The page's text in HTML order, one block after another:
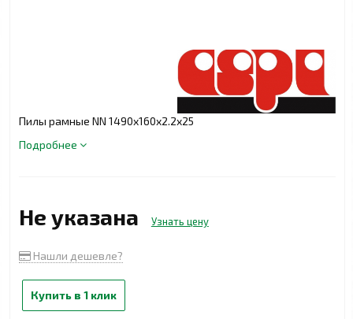
Пилы рамные NN 1490x160x2.2x25
Подробнее
Не указана Узнать цену
Нашли дешевле?
Купить в 1 клик